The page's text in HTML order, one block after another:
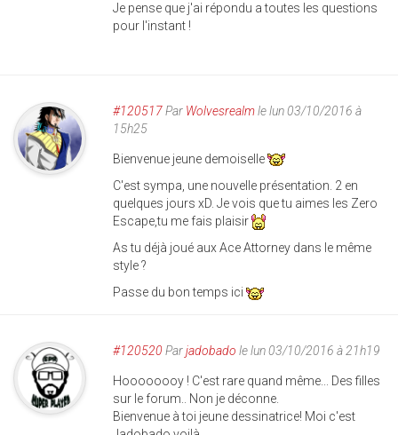
Je pense que j'ai répondu a toutes les questions
pour l'instant !
#120517Par Wolvesrealmle lun 03/10/2016 à
15h25
Bienvenue jeune demoiselle
C'est sympa, une nouvelle présentation. 2 en
quelques jours xD. Je vois que tu aimes les Zero
Escape,tu me fais plaisir
As tu déjà joué aux Ace Attorney dans le même
style ?
Passe du bon temps ici
#120520 Parjadobado le lun 03/10/2016 à 21h19
Hoooooooy ! C'est rare quand même... Des filles
sur le forum.. Non je déconne.
Bienvenue à toi jeune dessinatrice! Moi c'est